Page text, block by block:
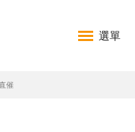
選單
催